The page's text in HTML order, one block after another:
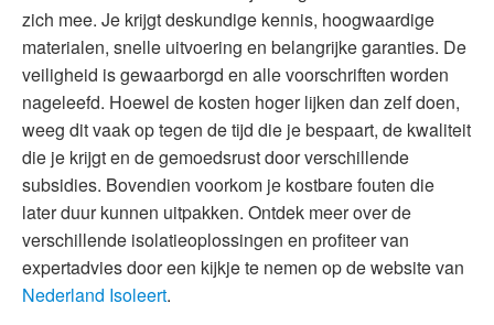
zich mee. Je krijgt deskundige kennis, hoogwaardige
materialen, snelle uitvoering en belangrijke garanties. De
veiligheid is gewaarborgd en alle voorschriften worden
nageleefd. Hoewel de kosten hoger lijken dan zelf doen,
weeg dit vaak op tegen de tijd die je bespaart, de kwaliteit
die je krijgt en de gemoedsrust door verschillende
subsidies. Bovendien voorkom je kostbare fouten die
later duur kunnen uitpakken. Ontdek meer over de
verschillende isolatieoplossingen en profiteer van
expertadvies door een kijkje te nemen op de website van
Nederland Isoleert.